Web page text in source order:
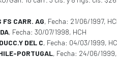
FS CARR. AG, Fecha: 21/06/1997,
, Fecha: 30/07/1998, HCH
DEL C, Fecha: 04/03/1999,
PORTUGAL, Fecha: 24/06/1999,